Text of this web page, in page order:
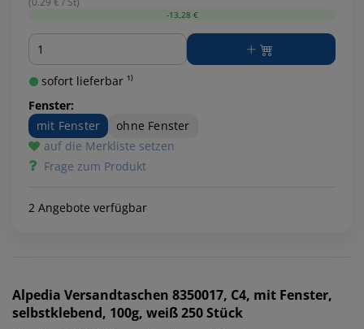
-13,28 €
Menge
sofort lieferbar ¹⁾
Fenster:
mit Fenster
ohne Fenster
auf die Merkliste setzen
Frage zum Produkt
2 Angebote verfügbar
Alpedia Versandtaschen 8350017, C4, mit Fenster,
selbstklebend, 100g, weiß 250 Stück